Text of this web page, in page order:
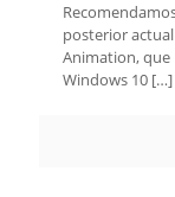
posterior
Animation, que
Windows 10 […]